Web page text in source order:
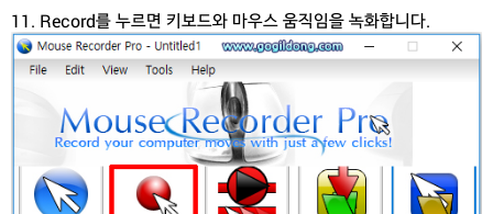
11. Record를 누르면 키보드와 마우스 움직임을 녹화합니다.